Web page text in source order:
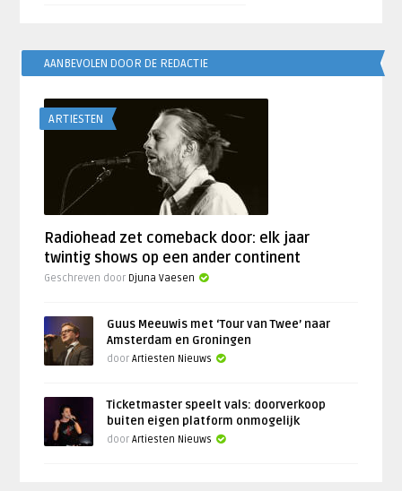
AANBEVOLEN DOOR DE REDACTIE
ARTIESTEN
Radiohead zet comeback door: elk jaar
twintig shows op een ander continent
Geschreven door Djuna Vaesen
Guus Meeuwis met ‘Tour van Twee’ naar
Amsterdam en Groningen
doorArtiesten Nieuws
Ticketmaster speelt vals: doorverkoop
buiten eigen platform onmogelijk
doorArtiesten Nieuws